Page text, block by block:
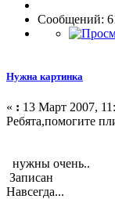
Сообщений:
Нужна картинка
« : 13 Март 2007,
Ребята,помогите
нужны очень..
Записан
Навсегда...